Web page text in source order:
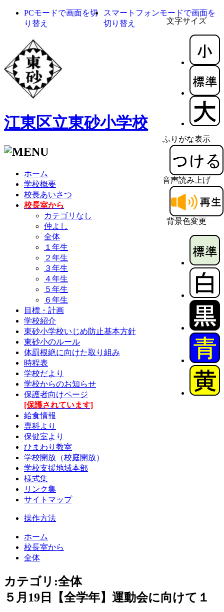
文字サイズ
ふりがな表示
音声読み上げ
背景色変更
PCモードで画面を切
り替え
スマートフォンモードで画面を
切り替え
江東区立東砂小学校
ホーム
学校概要
校長あいさつ
校長室から
カテゴリなし
仲よし
全体
１年生
２年生
３年生
４年生
５年生
６年生
目標・計画
学校紹介
東砂小学校いじめ防止基本方針
東砂小のルール
体罰根絶に向けた取り組み
時程表
学校だより
学校からのお知らせ
保護者向けページ
[保護されています]
給食情報
専科より
保健室より
ひまわり教室
学校開放（校庭開放）
学校支援地域本部
様式集
リンク集
サイトマップ
操作方法
ホーム
校長室から
全体
カテゴリ:全体
５月19日【全学年】運動会に向けて１